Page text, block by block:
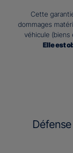
Cette
dommages
véhicule (biens
Elle est